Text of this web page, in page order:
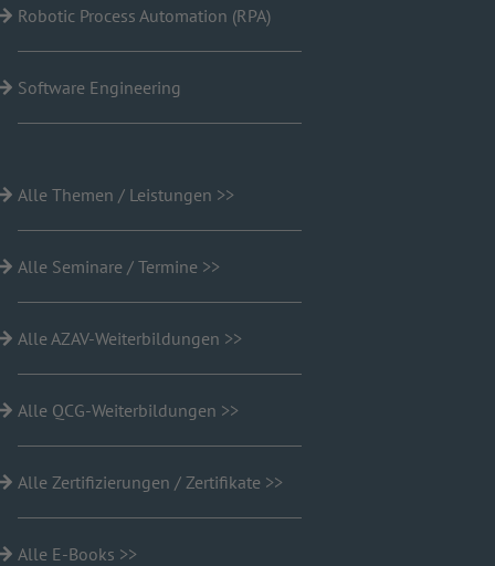
Robotic Process Automation (RPA)
Software Engineering
Alle Themen / Leistungen >>
Alle Seminare / Termine >>
Alle AZAV-Weiterbildungen >>
Alle QCG-Weiterbildungen >>
Alle Zertifizierungen / Zertifikate >>
Alle E-Books >>